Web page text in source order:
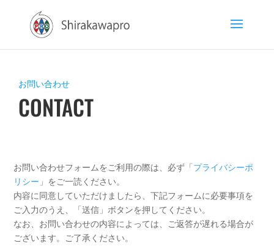
お問い合わせ
CONTACT
お問い合わせフォームをご利用の際は、必ず「 プライバシーポ
リシー 」をご一読ください。
内容に同意していただけましたら、下記フォームに必要事項を
ご入力のうえ、「送信」ボタンを押してください。
なお、お問い合わせの内容によっては、ご返答が遅れる場合が
ございます。ご了承ください。